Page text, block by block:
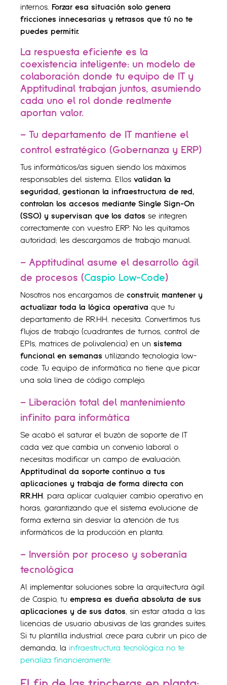
internos. Forzar esa situación solo genera
fricciones innecesarias y retrasos que tú no te
puedes permitir.
La respuesta eficiente es la
coexistencia inteligente: un modelo de
colaboración donde tu equipo de IT y
Apptitudinal trabajan juntos, asumiendo
cada uno el rol donde realmente
aportan valor.
– Tu departamento de IT mantiene el
control estratégico (Gobernanza y ERP)
Tus informáticos/as siguen siendo los máximos
responsables del sistema. Ellos validan la
seguridad, gestionan la infraestructura de red,
controlan los accesos mediante Single Sign-On
(SSO) y supervisan que los datos se integren
correctamente con vuestro ERP. No les quitamos
autoridad; les descargamos de trabajo manual.
– Apptitudinal asume el desarrollo ágil
de procesos (Caspio Low-Code)
Nosotros nos encargamos de construir, mantener y
actualizar toda la lógica operativa que tu
departamento de RR.HH. necesita. Convertimos tus
flujos de trabajo (cuadrantes de turnos, control de
EPIs, matrices de polivalencia) en un sistema
funcional en semanas utilizando tecnología low-
code. Tu equipo de informática no tiene que picar
una sola línea de código complejo.
– Liberación total del mantenimiento
infinito para informática
Se acabó el saturar el buzón de soporte de IT
cada vez que cambia un convenio laboral o
necesitas modificar un campo de evaluación.
Apptitudinal da soporte continuo a tus
aplicaciones y trabaja de forma directa con
RR.HH. para aplicar cualquier cambio operativo en
horas, garantizando que el sistema evolucione de
forma externa sin desviar la atención de tus
informáticos de la producción en planta.
– Inversión por proceso y soberanía
tecnológica
Al implementar soluciones sobre la arquitectura ágil
de Caspio, tu empresa es dueña absoluta de sus
aplicaciones y de sus datos, sin estar atada a las
licencias de usuario abusivas de las grandes suites.
Si tu plantilla industrial crece para cubrir un pico de
demanda, la infraestructura tecnológica no te
penaliza financieramente.